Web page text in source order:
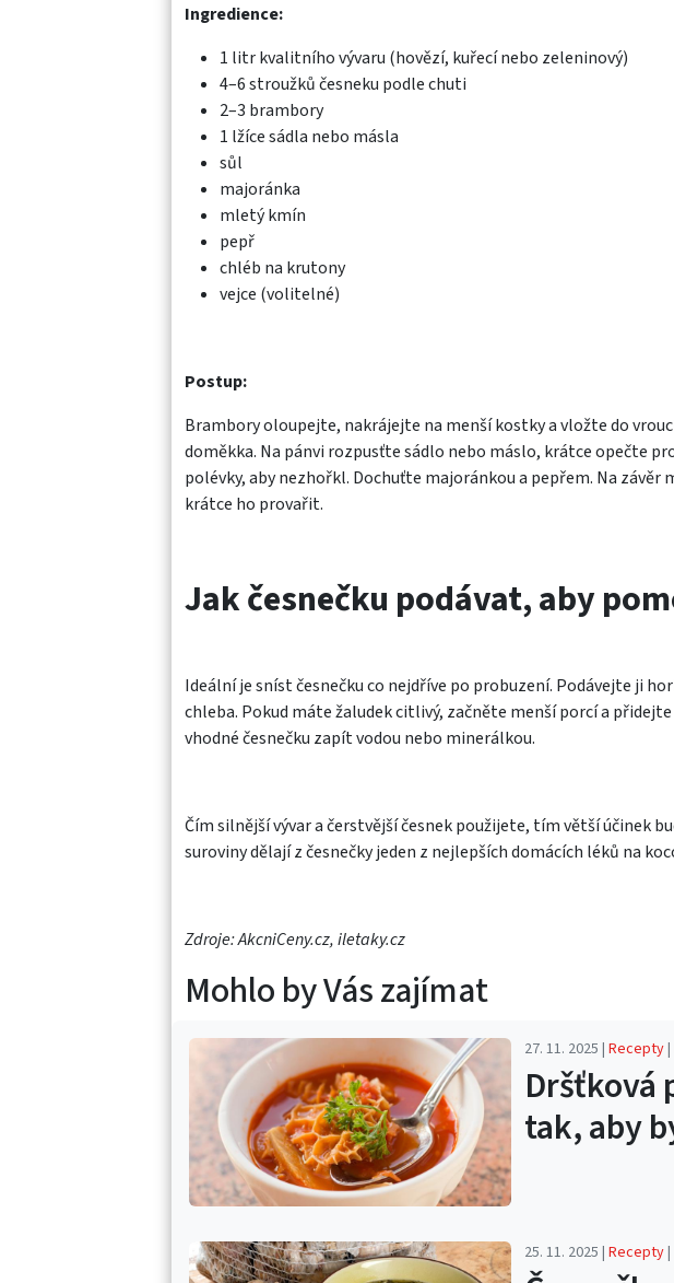
Ingredience:
1 litr kvalitního vývaru (hovězí, kuřecí nebo zeleninový)
4–6 stroužků česneku podle chuti
2–3 brambory
1 lžíce sádla nebo másla
sůl
majoránka
mletý kmín
pepř
chléb na krutony
vejce (volitelné)
Postup:
Brambory oloupejte, nakrájejte na menší kostky a vložte do
doměkka. Na pánvi rozpusťte sádlo nebo máslo, krátce opečte
polévky, aby nezhořkl. Dochuťte majoránkou a pepřem. Na
krátce ho provařit.
Jak česnečku podávat, aby
Ideální je sníst česnečku co nejdříve po probuzení. Podávejte ji
chleba. Pokud máte žaludek citlivý, začněte menší porcí a
vhodné česnečku zapít vodou nebo minerálkou.
Čím silnější vývar a čerstvější česnek použijete, tím větší účinek
suroviny dělají z česnečky jeden z nejlepších domácích léků na
Zdroje: AkcniCeny.cz, iletaky.cz
Mohlo by Vás zajímat
27. 11. 2025 | Recepty|
Dršťková
tak, aby
25. 11. 2025 | Recepty|